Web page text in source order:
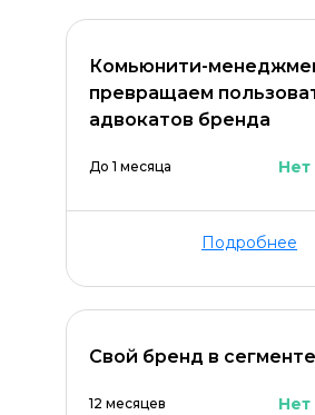
Комьюнити-
превращаем
адвокатов бренда
До 1 месяца Нет
Подробнее
Свой бренд в
12 месяцев Нет
Оставить